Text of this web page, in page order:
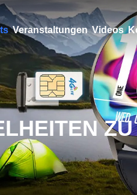
Veranstaltungen Videos